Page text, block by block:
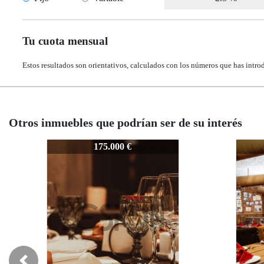
Tu cuota mensual
Estos resultados son orientativos, calculados con los números que has
Otros inmuebles que podrían ser de su interés
160.000 €
160.000 €